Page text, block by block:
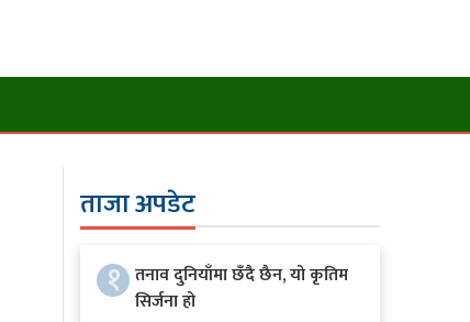
ताजा अपडेट
१ तनाव दुनियाँमा छँदै छैन, यो कृतिम
सिर्जना हो